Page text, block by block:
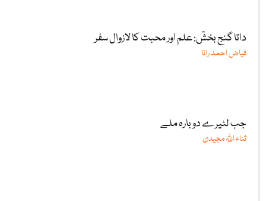
داتا گنج بخشؒ: علم اور محبت کا لازوال سفر
فیاض احمد رانا
جب لٹیرے دوبارہ ملے
ثناء اللّٰہ مجیدی